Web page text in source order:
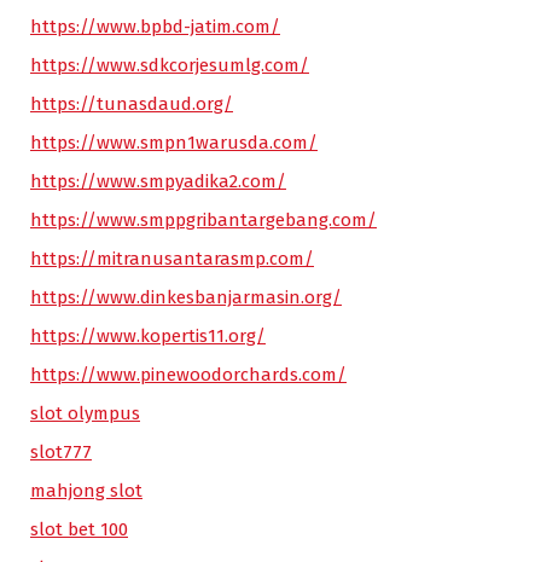
https://www.bpbd-jatim.com/
https://www.sdkcorjesumlg.com/
https://tunasdaud.org/
https://www.smpn1warusda.com/
https://www.smpyadika2.com/
https://www.smppgribantargebang.com/
https://mitranusantarasmp.com/
https://www.dinkesbanjarmasin.org/
https://www.kopertis11.org/
https://www.pinewoodorchards.com/
slot olympus
slot777
mahjong slot
slot bet 100